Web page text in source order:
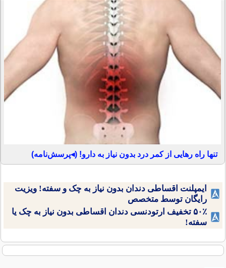
تنها راه رهایی از کمر درد بدون نیاز به دارو! (◂پرسش‌نامه)
ایمپلنت اقساطی دندان بدون نیاز به چک و سفته! ویزیت
رایگان توسط متخصص
۵۰٪ تخفیف ارتودنسی دندان اقساطی بدون نیاز به چک یا
سفته!